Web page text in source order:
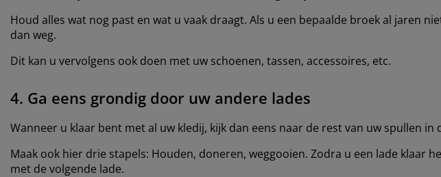
Houd alles wat nog past en wat u vaak draagt. Als u een bepaalde broek al jaren
dan weg.
Dit kan u vervolgens ook doen met uw schoenen, tassen, accessoires, etc.
4. Ga eens grondig door uw andere lades
Wanneer u klaar bent met al uw kledij, kijk dan eens naar de rest van uw spullen in
Maak ook hier drie stapels: Houden, doneren, weggooien. Zodra u een lade klaar
met de volgende lade.